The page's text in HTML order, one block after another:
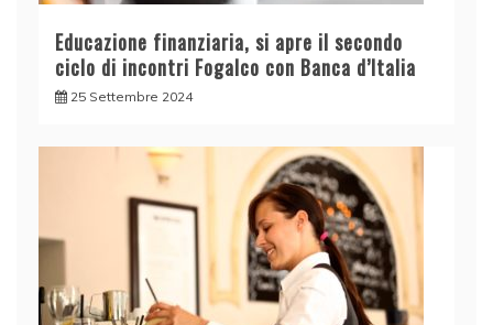
Educazione finanziaria, si apre il secondo
ciclo di incontri Fogalco con Banca d’Italia
25 Settembre 2024